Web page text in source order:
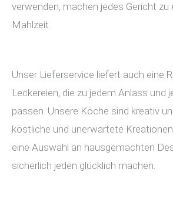
verwenden, machen jedes Gericht zu
Mahlzeit.
Unser Lieferservice liefert auch eine
Leckereien, die zu jedem Anlass und
passen. Unsere Köche sind kreativ
köstliche und unerwartete
eine Auswahl an hausgemachten
sicherlich jeden glücklich machen.